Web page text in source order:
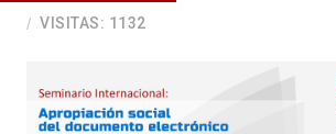
VISITAS: 1132